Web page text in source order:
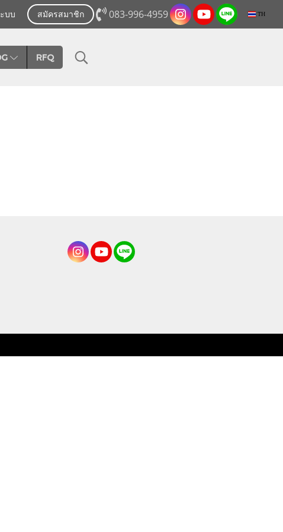
บบ สมัครสมาชิก 083-996-4959 TH
RFQ